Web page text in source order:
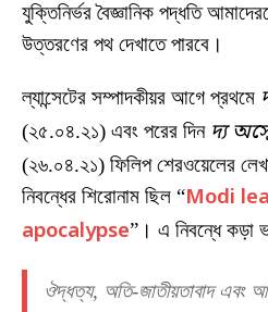
যুক্তিনির্ভর বৈজ্ঞানিক পদ্ধতি
উত্তরণের পথ দেখাতে পারবে।
ল্যান্সেটের সম্পাদকীয়র আগে প্রথমে
(২৫.০৪.২১) এবং পরের দিন দ্য
(২৬.০৪.২১) ফিলিপ শেরওয়েলের
নিবন্ধের শিরোনাম ছিল “Modi
apocalypse”। এ নিবন্ধে কড়া
ঔদ্ধত্য, অতি-জাতীয়তাবাদ এবং